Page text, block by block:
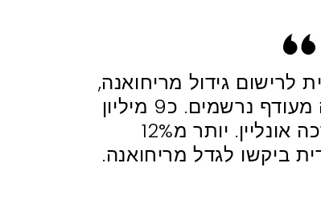
גידול מריחואנה,
קרסה ביום בו נפתחה מעודף נרשמים. כ9 מיליון
בקשות הוגשו דרכה אונליין. יותר מ12%
ביקשו לגדל מריחואנה.